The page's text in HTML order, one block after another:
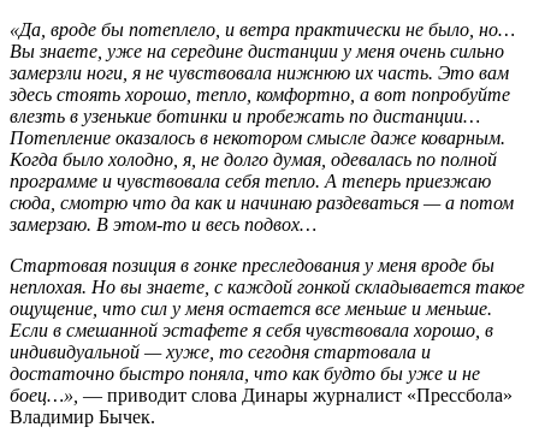
«Да, вроде бы потеплело, и ветра практически не было, но…
Вы знаете, уже на середине дистанции у меня очень сильно
замерзли ноги, я не чувствовала нижнюю их часть. Это вам
здесь стоять хорошо, тепло, комфортно, а вот попробуйте
влезть в узенькие ботинки и пробежать по дистанции…
Потепление оказалось в некотором смысле даже коварным.
Когда было холодно, я, не долго думая, одевалась по полной
программе и чувствовала себя тепло. А теперь приезжаю
сюда, смотрю что да как и начинаю раздеваться — а потом
замерзаю. В этом-то и весь подвох…
Стартовая позиция в гонке преследования у меня вроде бы
неплохая. Но вы знаете, с каждой гонкой складывается такое
ощущение, что сил у меня остается все меньше и меньше.
Если в смешанной эстафете я себя чувствовала хорошо, в
индивидуальной — хуже, то сегодня стартовала и
достаточно быстро поняла, что как будто бы уже и не
боец…», — приводит слова Динары журналист «Прессбола»
Владимир Бычек.